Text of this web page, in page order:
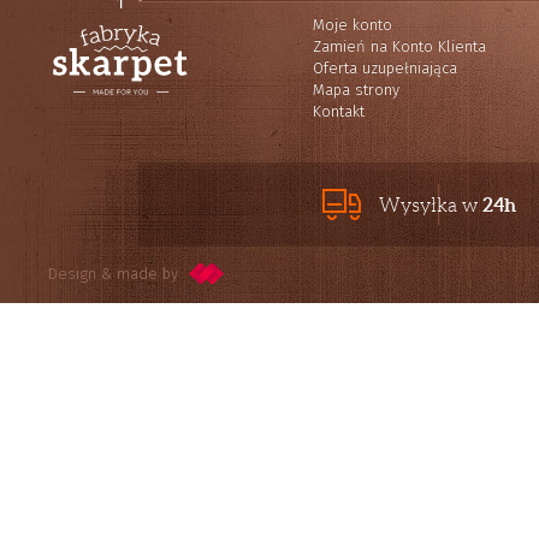
Moje konto
Zamień na Konto Klienta
Oferta uzupełniająca
Mapa strony
Kontakt
Wysyłka w 24h
Design & made by